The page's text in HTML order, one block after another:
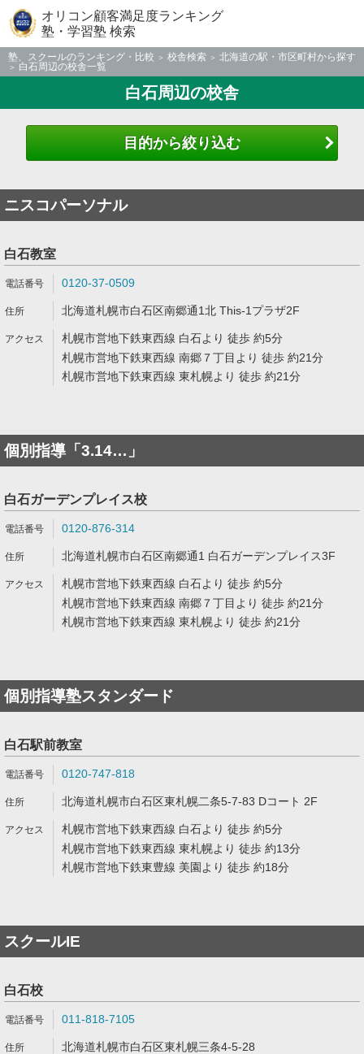
オリコン顧客満足度ランキング
塾・学習塾 検索
塾、スクールのランキング・比較 校舎検索
北海道の駅・市区町村から探す
白石周辺の校舎一覧
白石周辺の校舎
目的から絞り込む
ニスコパーソナル
白石教室
0120-37-0509
北海道札幌市白石区南郷通1北 This-1プラザ2F
札幌市営地下鉄東西線 白石より 徒歩 約5分
札幌市営地下鉄東西線 南郷７丁目より 徒歩 約21分
札幌市営地下鉄東西線 東札幌より 徒歩 約21分
個別指導「3.14…」
白石ガーデンプレイス校
0120-876-314
北海道札幌市白石区南郷通1 白石ガーデンプレイス3F
札幌市営地下鉄東西線 白石より 徒歩 約5分
札幌市営地下鉄東西線 南郷７丁目より 徒歩 約21分
札幌市営地下鉄東西線 東札幌より 徒歩 約21分
個別指導塾スタンダード
白石駅前教室
0120-747-818
北海道札幌市白石区東札幌二条5-7-83 Dコート 2F
札幌市営地下鉄東西線 白石より 徒歩 約5分
札幌市営地下鉄東西線 東札幌より 徒歩 約13分
札幌市営地下鉄東豊線 美園より 徒歩 約18分
スクールIE
白石校
011-818-7105
北海道札幌市白石区東札幌三条4-5-28